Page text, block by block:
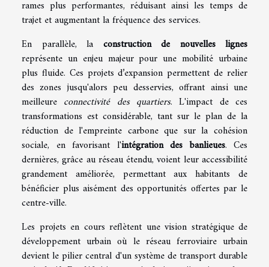
rames plus performantes, réduisant ainsi les temps de
trajet et augmentant la fréquence des services.
En parallèle, la construction de nouvelles lignes
représente un enjeu majeur pour une mobilité urbaine
plus fluide. Ces projets d’expansion permettent de relier
des zones jusqu'alors peu desservies, offrant ainsi une
meilleure connectivité des quartiers. L'impact de ces
transformations est considérable, tant sur le plan de la
réduction de l'empreinte carbone que sur la cohésion
sociale, en favorisant l'intégration des banlieues. Ces
dernières, grâce au réseau étendu, voient leur accessibilité
grandement améliorée, permettant aux habitants de
bénéficier plus aisément des opportunités offertes par le
centre-ville.
Les projets en cours reflètent une vision stratégique de
développement urbain où le réseau ferroviaire urbain
devient le pilier central d'un système de transport durable